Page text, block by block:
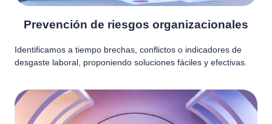
Prevención de riesgos organizacionales
Identificamos a tiempo brechas, conflictos o indicadores de
desgaste laboral, proponiendo soluciones fáciles y efectivas.